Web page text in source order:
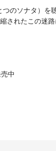
のソナタ）
されたこの迷路
中